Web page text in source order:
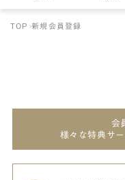
TOP 新規会員登録
会
様々な特典サ